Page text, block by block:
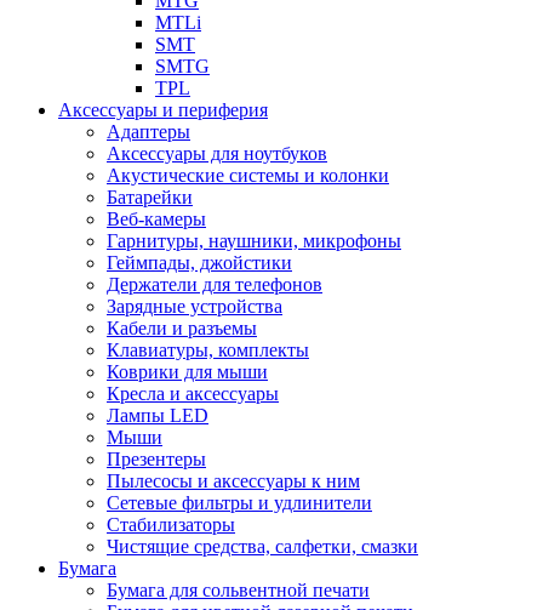
MTLi
SMT
SMTG
TPL
Аксессуары и периферия
Адаптеры
Аксессуары для ноутбуков
Акустические системы и колонки
Батарейки
Веб-камеры
Гарнитуры, наушники, микрофоны
Геймпады, джойстики
Держатели для телефонов
Зарядные устройства
Кабели и разъемы
Клавиатуры, комплекты
Коврики для мыши
Кресла и аксессуары
Лампы LED
Мыши
Презентеры
Пылесосы и аксессуары к ним
Сетевые фильтры и удлинители
Стабилизаторы
Чистящие средства, салфетки, смазки
Бумага
Бумага для сольвентной печати